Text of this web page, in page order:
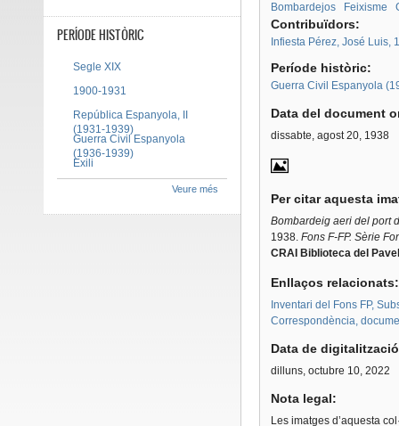
Bombardejos Feixisme
Contribuïdors:
Infiesta Pérez, José Luis,
Període històric:
Guerra Civil Espanyola
Data del document
dissabte, agost 20, 1938
Per citar aquesta
Bombardeig aeri del port
1938. Fons F-FP. Sèrie
CRAI Biblioteca del
Enllaços
Inventari del Fons FP,
Correspondència,
Data de
dilluns, octubre 10, 2022
Nota legal:
Les imatges d’aquesta
PERÍODE HISTÒRIC
Segle XIX
1900-1931
República Espanyola, II
(1931-1939)
Guerra Civil Espanyola
(1936-1939)
Exili
Veure més